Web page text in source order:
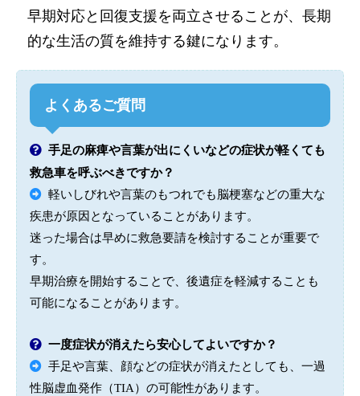
早期対応と回復支援を両立させることが、長期
的な生活の質を維持する鍵になります。
よくあるご質問
手足の麻痺や言葉が出にくいなどの症状が軽くても
救急車を呼ぶべきですか？
軽いしびれや言葉のもつれでも脳梗塞などの重大な
疾患が原因となっていることがあります。
迷った場合は早めに救急要請を検討することが重要で
す。
早期治療を開始することで、後遺症を軽減することも
可能になることがあります。
一度症状が消えたら安心してよいですか？
手足や言葉、顔などの症状が消えたとしても、一過
性脳虚血発作（TIA）の可能性があります。